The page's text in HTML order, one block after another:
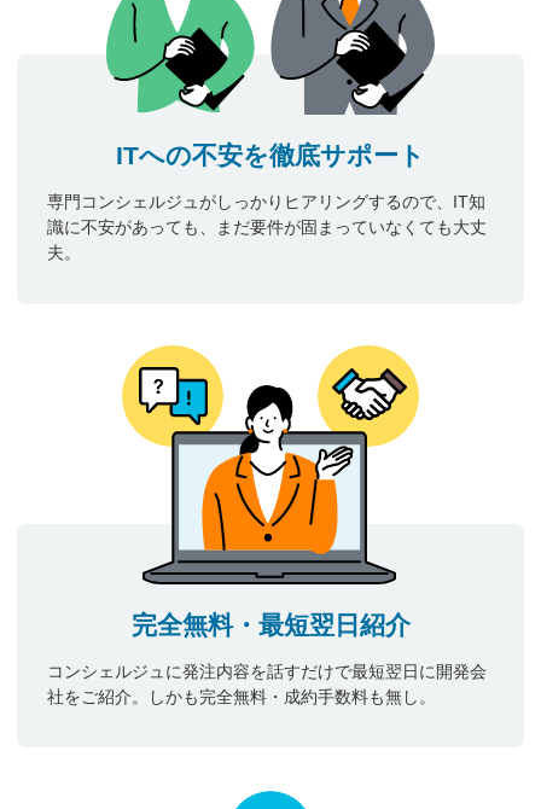
ITへの不安を徹底サポート
専門コンシェルジュがしっかりヒアリングするので、IT知
識に不安があっても、まだ要件が固まっていなくても大丈
夫。
完全無料・最短翌日紹介
コンシェルジュに発注内容を話すだけで最短翌日に開発会
社をご紹介。しかも完全無料・成約手数料も無し。